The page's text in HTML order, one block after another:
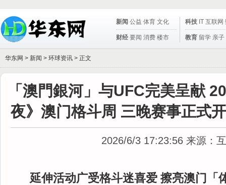
新闻 公益 体育 文化
财经 要闻 消费 楼市
科技 IT 互联网
教育 留学 亲子
华东网 > 新闻 > 环球资讯 > 正文
「澳門銀河」与UFC完美呈献
夜》澳门格斗周 三晚赛事正式
2026/6/3 17:23:56 来源：
延伸活动广受格斗迷喜爱 擦亮澳门「